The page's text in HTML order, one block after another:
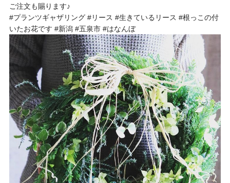
ご注文も賜ります♪
#プランツギャザリング #リース #生きているリース #根っこの付
いたお花です #新潟 #五泉市 #はなんぼ